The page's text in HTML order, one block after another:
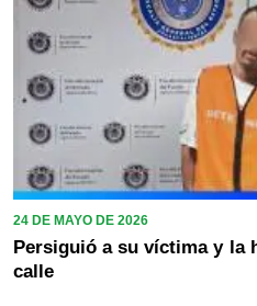
24 DE MAYO DE 2026
Persiguió a su víctima y la
calle